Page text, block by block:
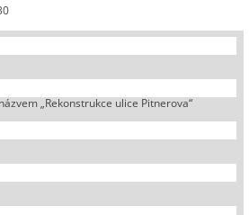
„Rekonstrukce ulice Pitnerova“